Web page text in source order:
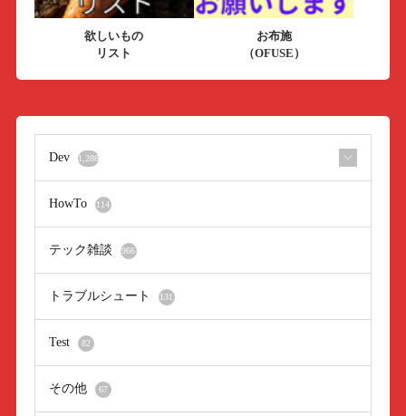
欲しいもの
リスト
お布施
（OFUSE）
Dev 1,288
HowTo 114
テック雑談 966
トラブルシュート 131
Test 82
その他 67